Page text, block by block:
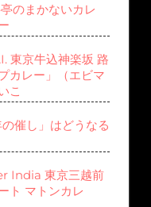
のまかないカレ
東京牛込神楽坂 路
カレー」（エビマ
こ
催し」はどうなる
India 東京三越前
ト マトンカレ